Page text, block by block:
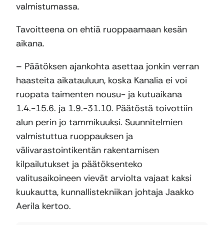
valmistumassa.
Tavoitteena on ehtiä ruoppaamaan kesän
aikana.
– Päätöksen ajankohta asettaa jonkin verran
haasteita aikatauluun, koska Kanalia ei voi
ruopata taimenten nousu- ja kutuaikana
1.4.-15.6. ja 1.9.-31.10. Päätöstä toivottiin
alun perin jo tammikuuksi. Suunnitelmien
valmistuttua ruoppauksen ja
välivarastointikentän rakentamisen
kilpailutukset ja päätöksenteko
valitusaikoineen vievät arviolta vajaat kaksi
kuukautta, kunnallistekniikan johtaja Jaakko
Aerila kertoo.